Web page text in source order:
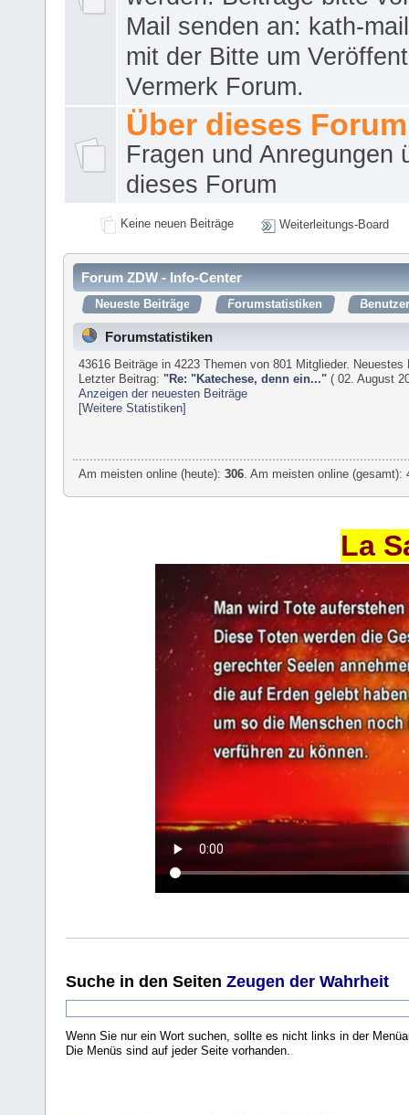
Mail senden an: kath-
mit der Bitte um
Vermerk Forum.
Über dieses Forum
Fragen und Anregungen
dieses Forum
Keine neuen Beiträge Weiterleitungs-Board
Forum ZDW - Info-Center
Neueste Beiträge Forumstatistiken
Forumstatistiken
43616 Beiträge in 4223 Themen von 801 Mitglieder.
Letzter Beitrag: "Re: "Katechese, denn ein..." ( 02. August
Anzeigen der neuesten Beiträge
[Weitere Statistiken]
Am meisten online (heute):306 . Am meisten online
La
Suche in den Seiten Zeugen der Wahrheit
Wenn Sie nur ein Wort suchen, sollte es nicht links in der
Die Menüs sind auf jeder Seite vorhanden..